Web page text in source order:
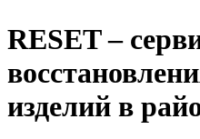
RESET –
изделий в